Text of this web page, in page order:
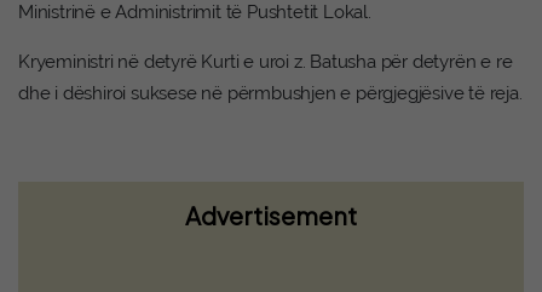
Ministrinë e Administrimit të Pushtetit Lokal.
Kryeministri në detyrë Kurti e uroi z. Batusha për detyrën e re
dhe i dëshiroi suksese në përmbushjen e përgjegjësive të reja.
Advertisement